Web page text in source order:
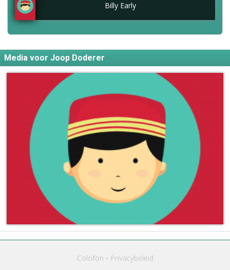
Billy Early
Media voor Joop Doderer
Colofon Privacybeleid